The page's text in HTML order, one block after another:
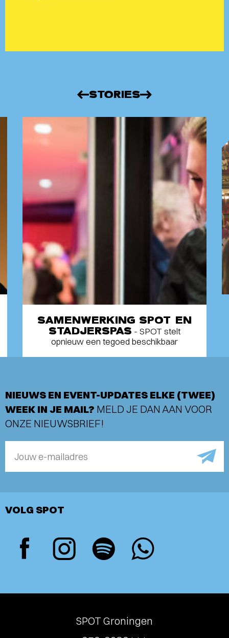
STORIES
SAMENWERKING SPOT EN
STADJERSPAS - SPOT stelt
opnieuw een tegoed beschikbaar
NIEUWS EN EVENT-UPDATES ELKE (TWEE)
WEEK IN JE MAIL? MELD JE DAN AAN VOOR
ONZE NIEUWSBRIEF!
Jouw e-mailadres
VOLG SPOT
SPOT Groningen